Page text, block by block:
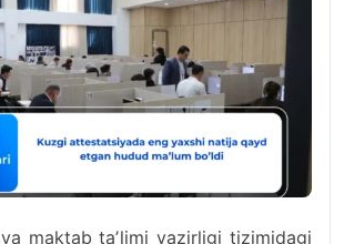
maktab taʼlimi vazirligi tizimidagi